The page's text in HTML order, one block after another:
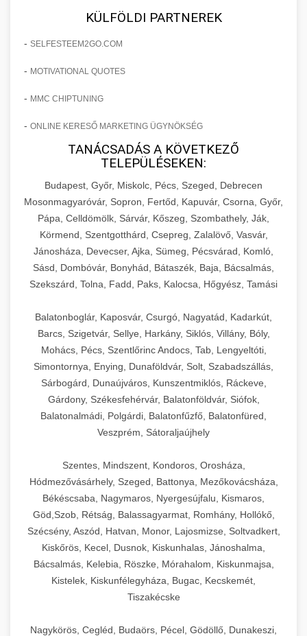
KÜLFÖLDI PARTNEREK
- SELFESTEEM2GO.COM
- MOTIVATIONAL QUOTES
- MMC CHIPTUNING
- ONLINE KERESŐ MARKETING ÜGYNÖKSÉG
TANÁCSADÁS A KÖVETKEZŐ
TELEPÜLÉSEKEN:
Budapest, Győr, Miskolc, Pécs, Szeged, Debrecen
Mosonmagyaróvár, Sopron, Fertőd, Kapuvár, Csorna, Győr,
Pápa, Celldömölk, Sárvár, Kőszeg, Szombathely, Ják,
Körmend, Szentgotthárd, Csepreg, Zalalövő, Vasvár,
Jánosháza, Devecser, Ajka, Sümeg, Pécsvárad, Komló,
Sásd, Dombóvár, Bonyhád, Bátaszék, Baja, Bácsalmás,
Szekszárd, Tolna, Fadd, Paks, Kalocsa, Hőgyész, Tamási
Balatonboglár, Kaposvár, Csurgó, Nagyatád, Kadarkút,
Barcs, Szigetvár, Sellye, Harkány, Siklós, Villány, Bóly,
Mohács, Pécs, Szentlőrinc Andocs, Tab, Lengyeltóti,
Simontornya, Enying, Dunaföldvár, Solt, Szabadszállás,
Sárbogárd, Dunaújváros, Kunszentmiklós, Ráckeve,
Gárdony, Székesfehérvár, Balatonföldvár, Siófok,
Balatonalmádi, Polgárdi, Balatonfűzfő, Balatonfüred,
Veszprém, Sátoraljaújhely
Szentes, Mindszent, Kondoros, Orosháza,
Hódmezővásárhely, Szeged, Battonya, Mezőkovácsháza,
Békéscsaba, Nagymaros, Nyergesújfalu, Kismaros,
Göd,Szob, Rétság, Balassagyarmat, Romhány, Hollókő,
Szécsény, Aszód, Hatvan, Monor, Lajosmizse, Soltvadkert,
Kiskőrös, Kecel, Dusnok, Kiskunhalas, Jánoshalma,
Bácsalmás, Kelebia, Röszke, Mórahalom, Kiskunmajsa,
Kistelek, Kiskunfélegyháza, Bugac, Kecskemét,
Tiszakécske
Nagykörös, Cegléd, Budaörs, Pécel, Gödöllő, Dunakeszi,